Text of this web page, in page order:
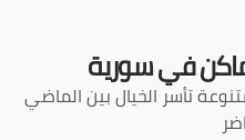
في سورية
تأسر الخيال بين الماضي